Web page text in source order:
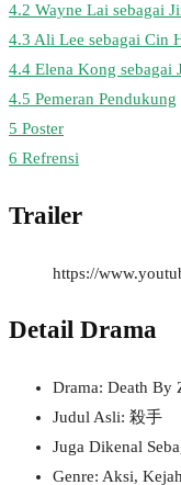
4.2 Wayne Lai sebagai
4.3 Ali Lee sebagai Cin
4.4 Elena Kong sebagai
4.5 Pemeran Pendukung
5 Poster
6 Refrensi
Trailer
https://
Detail Drama
Drama: Death By
Judul Asli: 殺手
Juga Dikenal
Genre: Aksi,